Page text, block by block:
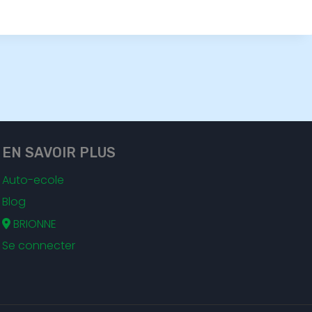
EN SAVOIR PLUS
Auto-ecole
Blog
BRIONNE
Se connecter